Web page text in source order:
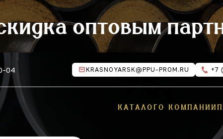
оптовым
04 KRASNOYARSK@PPU-PROM.RU +7
КАТАЛОГО КОМПАНИИ